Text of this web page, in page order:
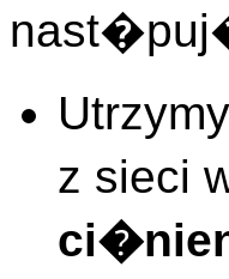
z sieci